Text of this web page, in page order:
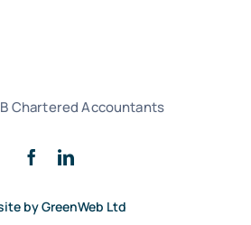
Chartered Accountants
by GreenWeb Ltd